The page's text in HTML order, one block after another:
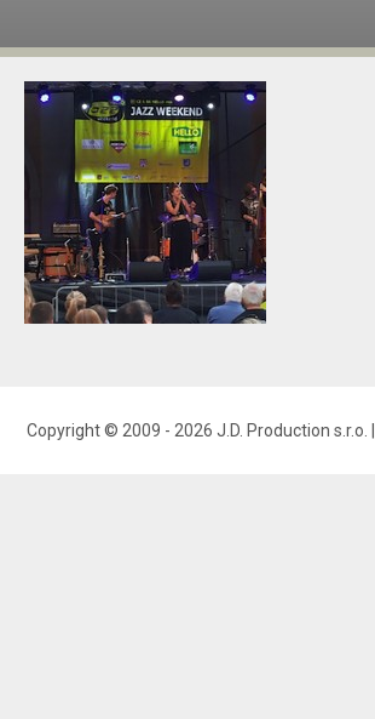
Copyright © 2009 - 2026 J.D. Production s.r.o. |